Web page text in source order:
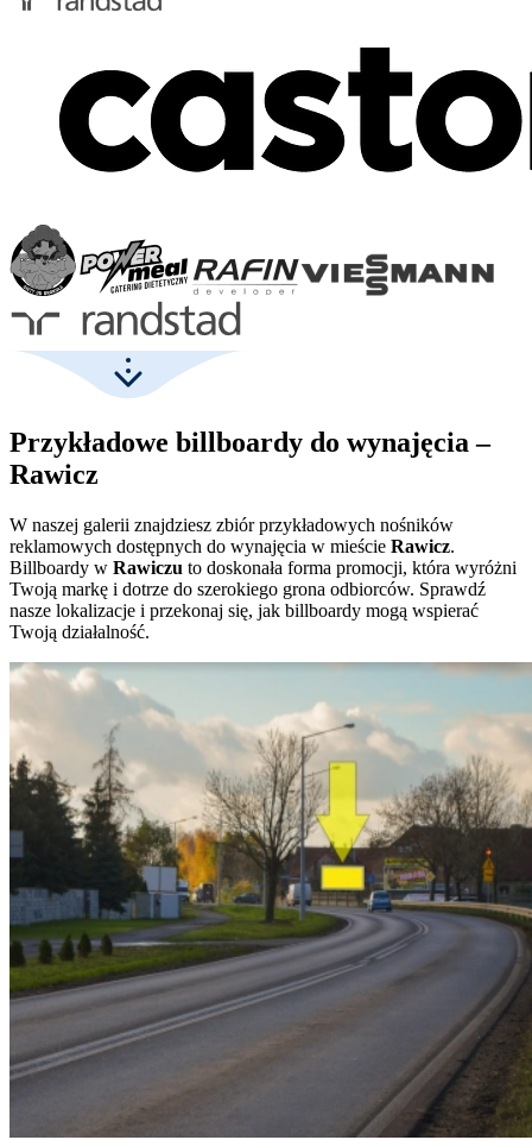
Przykładowe billboardy do wynajęcia –
Rawicz
W naszej galerii znajdziesz zbiór przykładowych nośników
reklamowych dostępnych do wynajęcia w mieście Rawicz.
Billboardy w Rawiczu to doskonała forma promocji, która wyróżni
Twoją markę i dotrze do szerokiego grona odbiorców. Sprawdź
nasze lokalizacje i przekonaj się, jak billboardy mogą wspierać
Twoją działalność.